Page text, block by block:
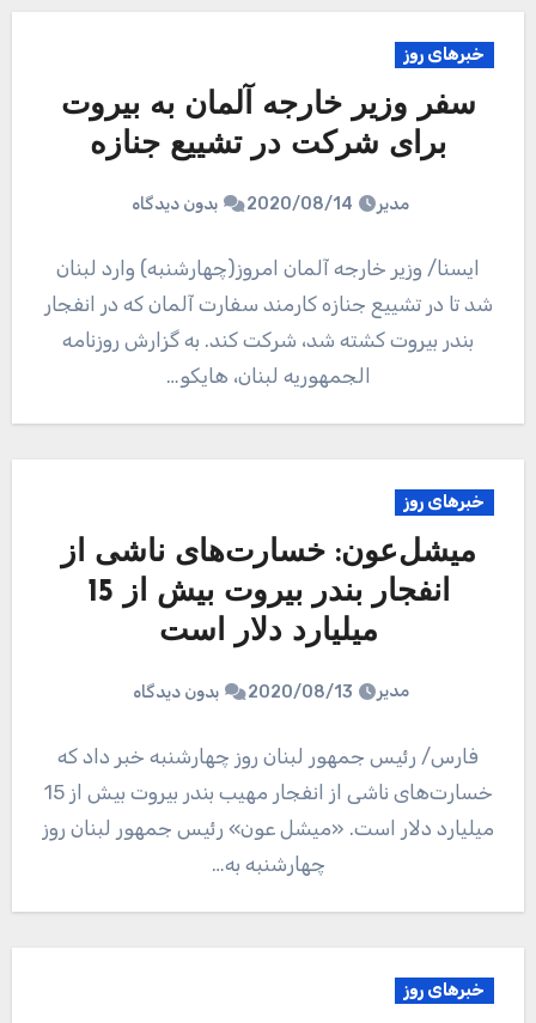
خبرهای روز
سفر وزیر خارجه آلمان به بیروت
برای شرکت در تشییع جنازه
مدیر 2020/08/14 بدون دیدگاه
ایسنا/ وزیر خارجه آلمان امروز(چهارشنبه) وارد لبنان
شد تا در تشییع جنازه کارمند سفارت آلمان که در انفجار
بندر بیروت کشته شد، شرکت کند. به گزارش روزنامه
الجمهوریه لبنان، هایکو…
خبرهای روز
میشل‌عون: خسارت‌های ناشی از
انفجار بندر بیروت بیش از 15
میلیارد دلار است
مدیر 2020/08/13 بدون دیدگاه
فارس/ رئیس جمهور لبنان روز چهارشنبه خبر داد که
خسارت‌های ناشی از انفجار مهیب بندر بیروت بیش از 15
میلیارد دلار است. «میشل عون» رئیس جمهور لبنان روز
چهارشنبه به…
خبرهای روز